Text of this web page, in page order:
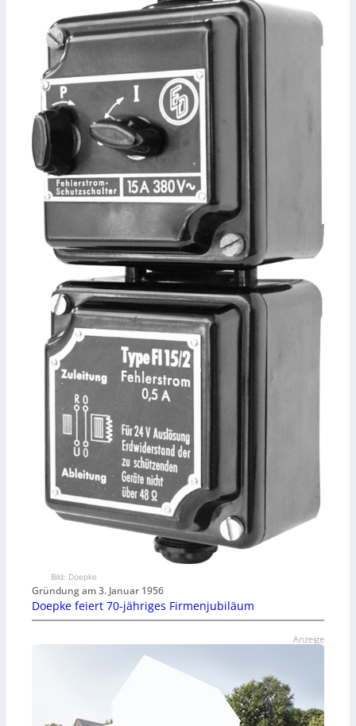
Bild: Doepke
Gründung am 3. Januar 1956
Doepke feiert 70-jähriges Firmenjubiläum
Anzeige